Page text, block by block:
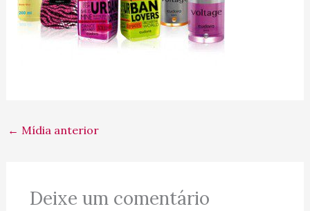
← Mídia anterior
Deixe um comentário